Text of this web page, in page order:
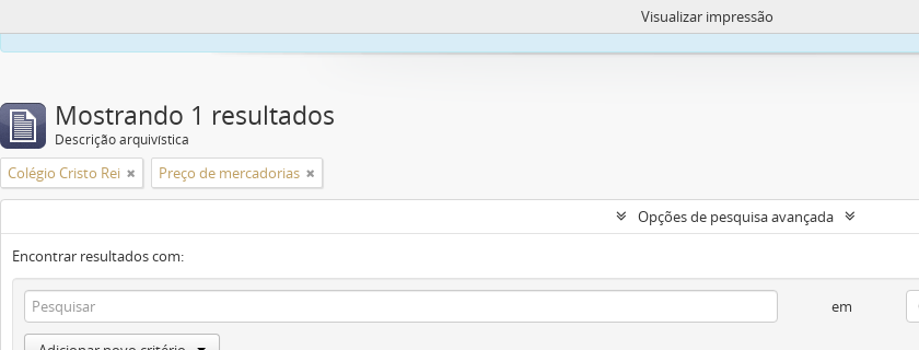
Este site usa cookies para melhorar sua capacidade de navegar e carregar conteúdo.
Visualizar impressão
Mostrando 1 resultados
Descrição arquivística
Colégio Cristo Rei Preço de mercadorias
Opções de pesquisa avançada
Encontrar resultados com:
em